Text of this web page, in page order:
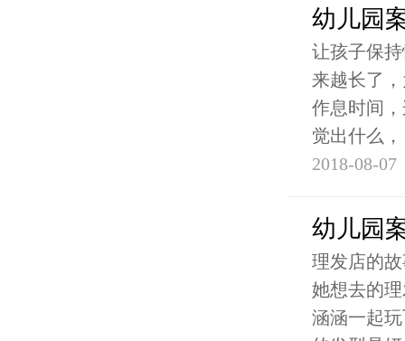
幼儿园
让孩子保
来越长了
作息时间
觉出什么，
2018-08-07
幼儿园
理发店的
她想去的
涵涵一起